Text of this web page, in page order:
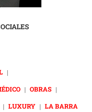
|
| OBRAS |
| LUXURY | LA BARRA